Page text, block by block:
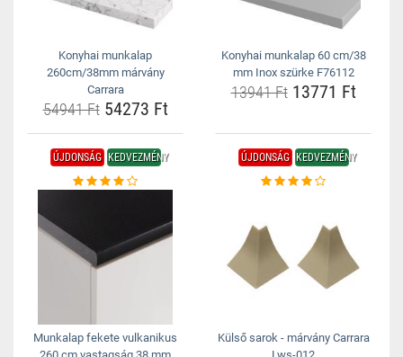
Konyhai munkalap
260cm/38mm márvány
Carrara
54941 Ft54273 Ft
Konyhai munkalap 60 cm/38
mm Inox szürke F76112
13941 Ft13771 Ft
ÚJDONSÁG KEDVEZMÉNY
Munkalap fekete vulkanikus
ÚJDONSÁG KEDVEZMÉNY
Külső sarok - márvány Carrara